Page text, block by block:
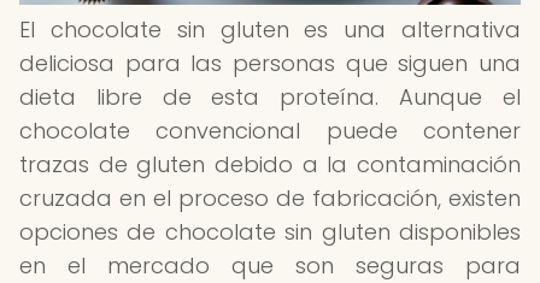
El chocolate sin gluten es una alternativa
deliciosa para las personas que siguen una
dieta libre de esta proteína. Aunque el
chocolate convencional puede contener
trazas de gluten debido a la contaminación
cruzada en el proceso de fabricación, existen
opciones de chocolate sin gluten disponibles
en el mercado que son seguras para